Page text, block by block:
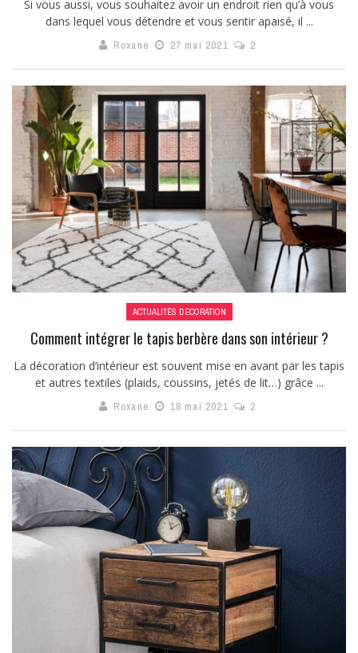
Si vous aussi, vous souhaitez avoir un endroit rien qu’à vous
dans lequel vous détendre et vous sentir apaisé, il ...
Roxane 27 mai 2021 2
ACTUALITÉS DÉCORATION
Comment intégrer le tapis berbère dans son intérieur ?
La décoration d’intérieur est souvent mise en avant par les tapis
et autres textiles (plaids, coussins, jetés de lit…) grâce ...
Roxane 18 mai 2021 2